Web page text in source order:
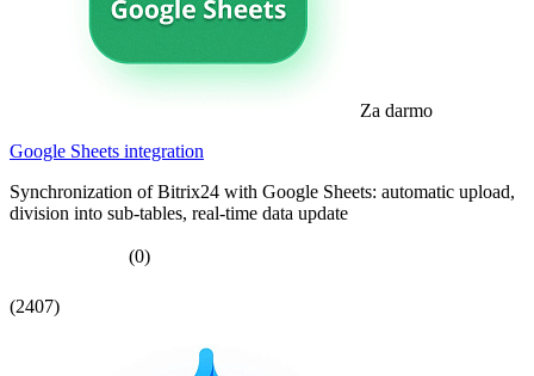
Za darmo
Google Sheets integration
Synchronization of Bitrix24 with Google Sheets: automatic upload,
division into sub-tables, real-time data update
(0)
(2407)